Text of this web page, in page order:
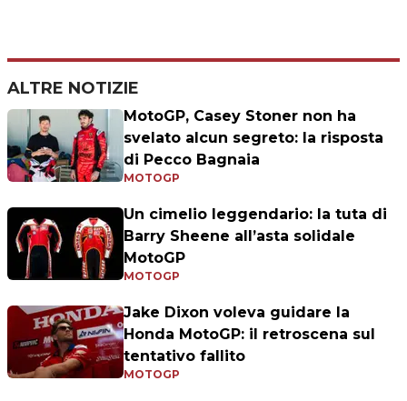
ALTRE NOTIZIE
MotoGP, Casey Stoner non ha
svelato alcun segreto: la risposta
di Pecco Bagnaia
MOTOGP
Un cimelio leggendario: la tuta di
Barry Sheene all’asta solidale
MotoGP
MOTOGP
Jake Dixon voleva guidare la
Honda MotoGP: il retroscena sul
tentativo fallito
MOTOGP